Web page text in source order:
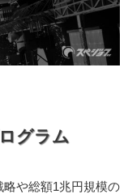
グラム
略や総額1兆円規模の